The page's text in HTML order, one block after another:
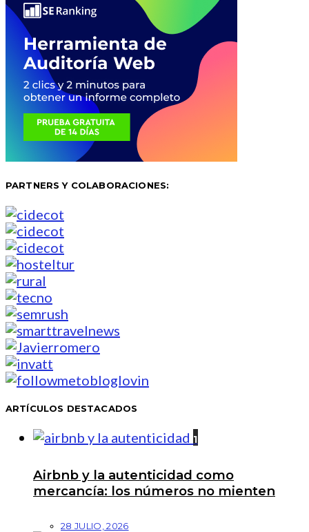
PARTNERS Y COLABORACIONES:
ARTÍCULOS DESTACADOS
1
Airbnb y la autenticidad como
mercancía: los números no mienten
28 JULIO, 2026